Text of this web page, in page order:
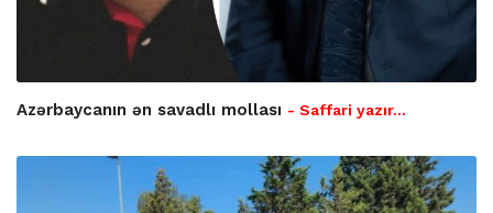
Azərbaycanın ən savadlı mollası - Saffari yazır…